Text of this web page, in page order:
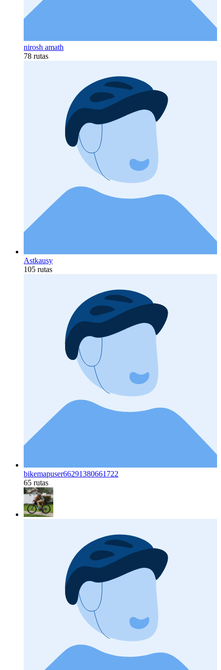
nirosh amath
78 rutas
Astkausy
105 rutas
bikemapuser66291380661722
65 rutas